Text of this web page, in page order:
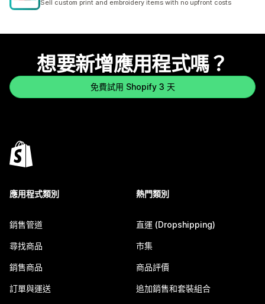
Sell custom print and embroidery items with no upfront costs
想要新增應用程式嗎？
免費試用 Shopify 3 天
應用程式類別
銷售管道
尋找商品
銷售商品
訂單與運送
熱門類別
直運 (Dropshipping)
市集
商品評價
追加銷售和套裝組合